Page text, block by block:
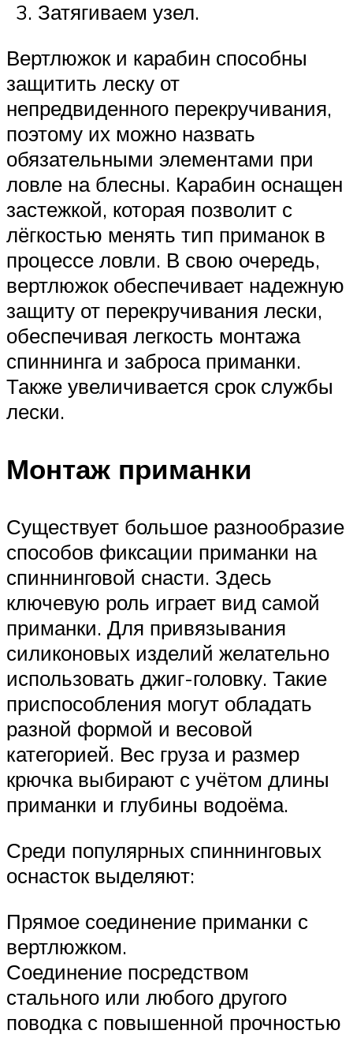
Затягиваем узел.
Вертлюжок и карабин способны
защитить леску от
непредвиденного перекручивания,
поэтому их можно назвать
обязательными элементами при
ловле на блесны. Карабин оснащен
застежкой, которая позволит с
лёгкостью менять тип приманок в
процессе ловли. В свою очередь,
вертлюжок обеспечивает надежную
защиту от перекручивания лески,
обеспечивая легкость монтажа
спиннинга и заброса приманки.
Также увеличивается срок службы
лески.
Монтаж приманки
Существует большое разнообразие
способов фиксации приманки на
спиннинговой снасти. Здесь
ключевую роль играет вид самой
приманки. Для привязывания
силиконовых изделий желательно
использовать джиг-головку. Такие
приспособления могут обладать
разной формой и весовой
категорией. Вес груза и размер
крючка выбирают с учётом длины
приманки и глубины водоёма.
Среди популярных спиннинговых
оснасток выделяют:
Прямое соединение приманки с
вертлюжком.
Соединение посредством
стального или любого другого
поводка с повышенной прочностью